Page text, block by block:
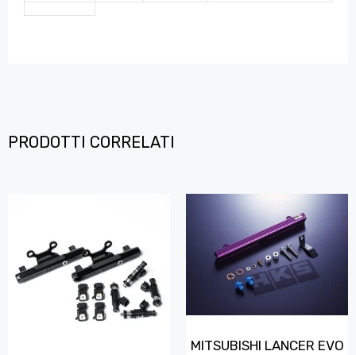
PRODOTTI CORRELATI
MITSUBISHI LANCER EVO